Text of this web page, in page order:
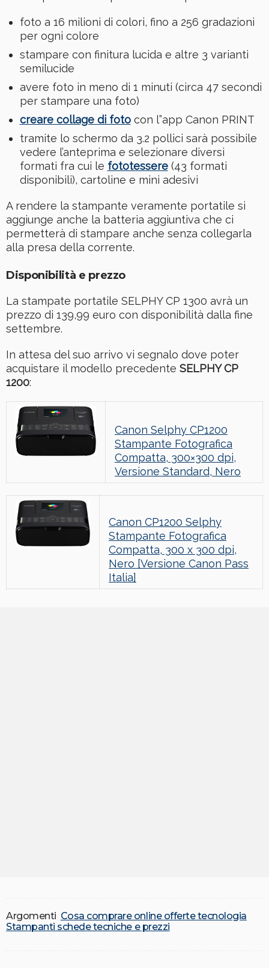
foto a 16 milioni di colori, fino a 256 gradazioni
per ogni colore
stampare con finitura lucida e altre 3 varianti
semilucide
avere foto in meno di 1 minuti (circa 47 secondi
per stampare una foto)
creare collage di fotocon l”app Canon PRINT
tramite lo schermo da 3.2 pollici sarà possibile
vedere l’anteprima e selezionare diversi
formati fra cui le fototessere(43 formati
disponibili), cartoline e mini adesivi
A rendere la stampante veramente portatile si
aggiunge anche la batteria aggiuntiva che ci
permetterà di stampare anche senza collegarla
alla presa della corrente.
Disponibilità e prezzo
La stampate portatile SELPHY CP 1300 avrà un
prezzo di 139,99 euro con disponibilità dalla fine
settembre.
In attesa del suo arrivo vi segnalo dove poter
acquistare il modello precedente SELPHY CP
1200:
Canon Selphy CP1200
Stampante Fotografica
Compatta, 300×300 dpi,
Versione Standard, Nero
Canon CP1200 Selphy
Stampante Fotografica
Compatta, 300 x 300 dpi,
Nero [Versione Canon Pass
Italia]
Argomenti Cosa comprare online offerte tecnologia
Stampanti schede tecniche e prezzi